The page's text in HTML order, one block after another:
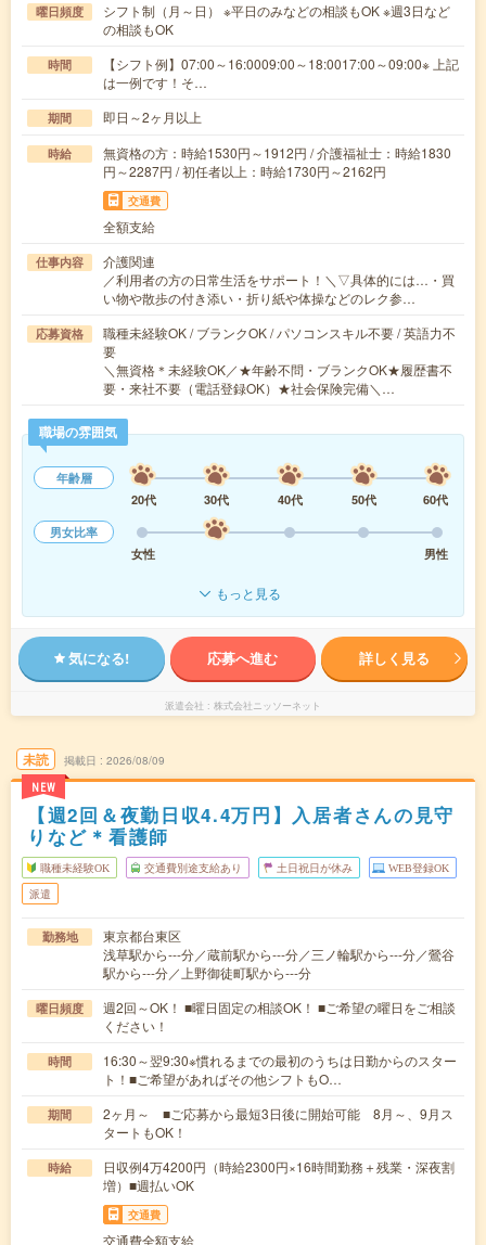
曜日頻度
シフト制（月～日） ※平日のみなどの相談もOK ※週3日など
の相談もOK
時間
【シフト例】07:00～16:0009:00～18:0017:00～09:00※ 上記
は一例です！そ…
期間 即日～2ヶ月以上
時給
無資格の方：時給1530円～1912円 / 介護福祉士：時給1830
円～2287円 / 初任者以上：時給1730円～2162円
交通費
全額支給
仕事内容
介護関連
／利用者の方の日常生活をサポート！＼▽具体的には…・買
い物や散歩の付き添い・折り紙や体操などのレク参…
応募資格
職種未経験OK / ブランクOK / パソコンスキル不要 / 英語力不
要
＼無資格＊未経験OK／★年齢不問・ブランクOK★履歴書不
要・来社不要（電話登録OK）★社会保険完備＼…
職場の雰囲気
年齢層
20代
30代 40代 50代
60代
男女比率
女性
男性
もっと見る
気になる! 応募へ進む 詳しく見る
派遣会社 株式会社ニッソーネット
未読
NEW
掲載日 2026/08/09
【週2回＆夜勤日収4.4万円】入居者さんの見守
りなど＊看護師
職種未経験OK 交通費別途支給あり 土日祝日が休み WEB登録OK
派遣
勤務地
東京都台東区
浅草駅から---分／蔵前駅から---分／三ノ輪駅から---分／鶯谷
駅から---分／上野御徒町駅から---分
曜日頻度
週2回～OK！ ■曜日固定の相談OK！ ■ご希望の曜日をご相談
ください！
時間
16:30～翌9:30※慣れるまでの最初のうちは日勤からのスター
ト！■ご希望があればその他シフトもO…
期間
2ヶ月～ ■ご応募から最短3日後に開始可能 8月～、9月ス
タートもOK！
時給
日収例4万4200円（時給2300円×16時間勤務＋残業・深夜割
増）■週払いOK
交通費
交通費全額支給